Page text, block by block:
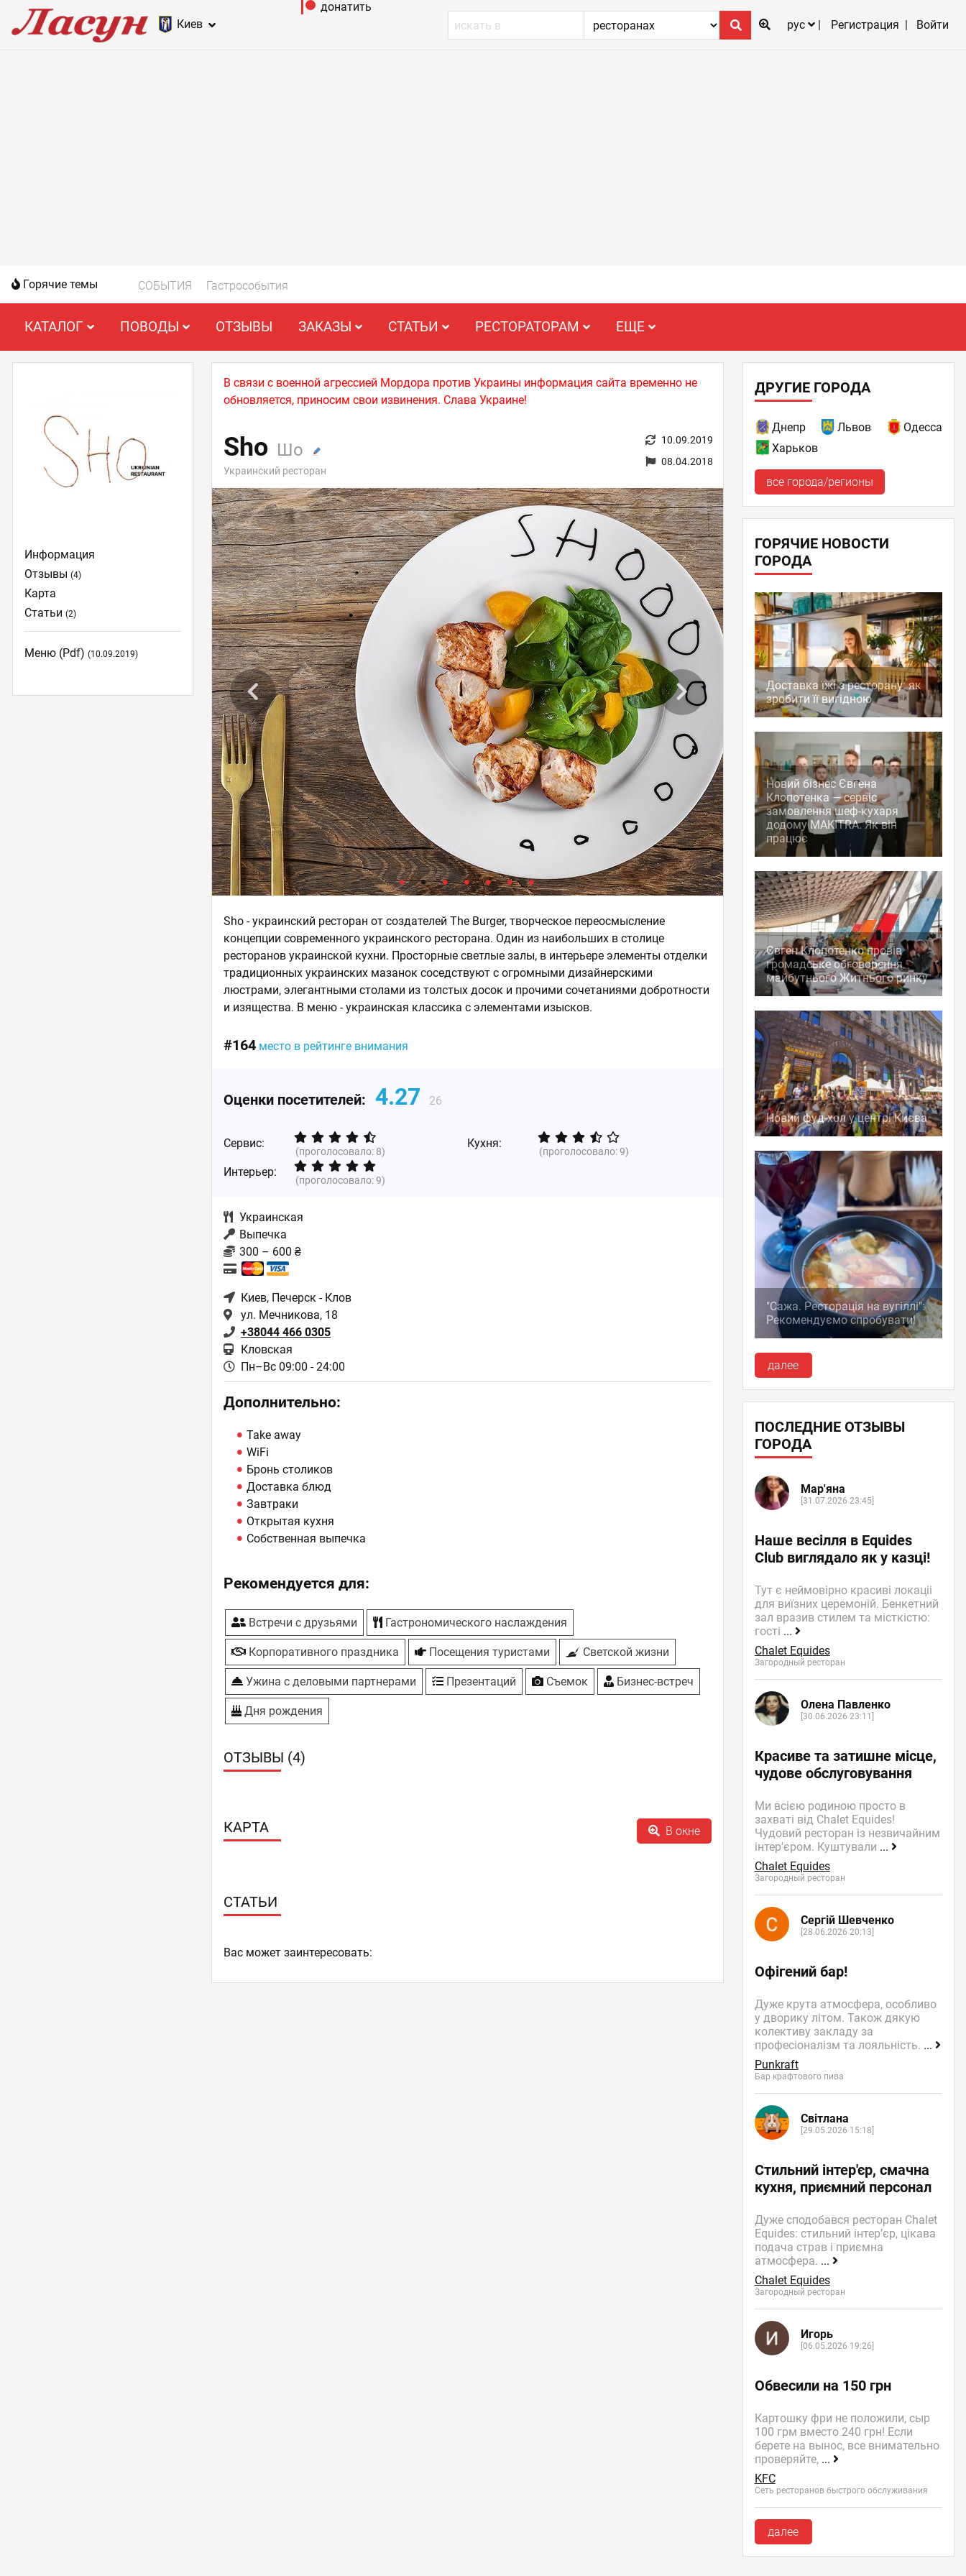
Киев
донатить
рус
Регистрация Войти
Горячие темы СОБЫТИЯ Гастрособытия
КАТАЛОГ ПОВОДЫ ОТЗЫВЫ ЗАКАЗЫ СТАТЬИ РЕСТОРАТОРАМ ЕЩЕ
В связи с военной агрессией Мордора против Украины информация сайта временно не
обновляется, приносим свои извинения. Слава Украине!
Sho Шо
Украинский ресторан
10.09.2019
08.04.2018
Sho - украинский ресторан от создателей The Burger, творческое переосмысление
концепции современного украинского ресторана. Один из наибольших в столице
ресторанов украинской кухни. Просторные светлые залы, в интерьере элементы отделки
традиционных украинских мазанок соседствуют с огромными дизайнерскими
люстрами, элегантными столами из толстых досок и прочими сочетаниями добротности
и изящества. В меню - украинская классика с элементами изысков.
#164 место в рейтинге внимания
Оценки посетителей: 4.27 26
Сервис:
(проголосовало: 8)
Кухня:
(проголосовало:9)
Интерьер:
(проголосовало:9)
Украинская
Выпечка
300 – 600 ₴
Киев, Печерск - Клов
ул. Мечникова, 18
+38044 466 0305
Кловская
Пн–Вс 09:00 - 24:00
Дополнительно:
Take away
WiFi
Бронь столиков
Доставка блюд
Завтраки
Открытая кухня
Собственная выпечка
Рекомендуется для:
Встречи с друзьями Гастрономического наслаждения
Корпоративного праздника Посещения туристами Светской жизни
Ужина с деловыми партнерами Презентаций Съемок Бизнес-встреч
Дня рождения
ОТЗЫВЫ (4)
КАРТА В окне
СТАТЬИ
Информация
Отзывы(4)
Карта
Статьи(2)
Меню (pdf)(10.09.2019)
Ваc может заинтересовать:
ДРУГИЕ ГОРОДА
Днепр Львов
Одесса
Харьков
все города/регионы
ГОРЯЧИЕ НОВОСТИ
ГОРОДА
Доставка їжі з ресторану: як
зробити її вигідною
Новий бізнес Євгена
Клопотенка — сервіс
замовлення шеф-кухаря
додому MAKITRA. Як він
працює
Євген Клопотенко провів
громадське обговорення
майбутнього Житнього ринку
Новий фуд-хол у центрі Києва
"Сажа. Ресторація на вугіллі":
Рекомендуємо спробувати!
далее
ПОСЛЕДНИЕ ОТЗЫВЫ
ГОРОДА
Мар'яна
[31.07.2026 23:45]
Наше весілля в Equides
Club виглядало як у казці!
Тут є неймовірно красиві локаціі
для виїзних церемоній. Бенкетний
зал вразив стилем та місткістю:
гості ...
Chalet Equides
Загородный ресторан
Олена Павленко
[30.06.2026 23:11]
Красиве та затишне місце,
чудове обслуговування
Ми всією родиною просто в
захваті від Chalet Equides!
Чудовий ресторан із незвичайним
інтер'єром. Куштували ...
Chalet Equides
Загородный ресторан
Сергій Шевченко
[28.06.2026 20:13]
Офігений бар!
Дуже крута атмосфера, особливо
у дворику літом. Також дякую
колективу закладу за
професіоналізм та лояльність. ...
Punkraft
Бар крафтового пива
Світлана
[29.05.2026 15:18]
Стильний інтер'єр, смачна
кухня, приємний персонал
Дуже сподобався ресторан Chalet
Equides: стильний інтер’єр, цікава
подача страв і приємна
атмосфера. ...
Chalet Equides
Загородный ресторан
Игорь
[06.05.2026 19:26]
Обвесили на 150 грн
Картошку фри не положили, сыр
100 грм вместо 240 грн! Если
берете на вынос, все внимательно
проверяйте, ...
KFC
Сеть ресторанов быстрого обслуживания
далее